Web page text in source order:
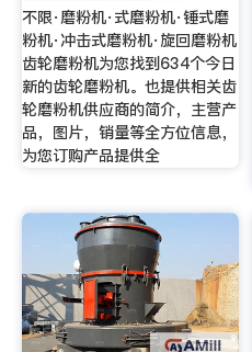
不限·磨粉机·式磨粉机·锤式磨
粉机·冲击式磨粉机·旋回磨粉机
齿轮磨粉机为您找到634个今日
新的齿轮磨粉机。也提供相关齿
轮磨粉机供应商的简介，主营产
品，图片，销量等全方位信息，
为您订购产品提供全